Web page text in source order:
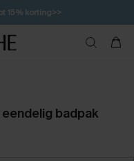
15% korting>>
12H:34M:7S
badpak